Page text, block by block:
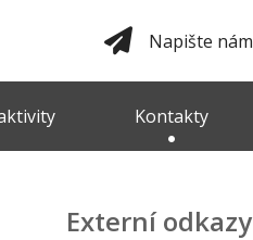
Napište nám
Kontakty
Externí odkazy